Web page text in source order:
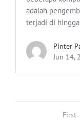
adalah
terjadi di
Pinter
Jun 14,
First